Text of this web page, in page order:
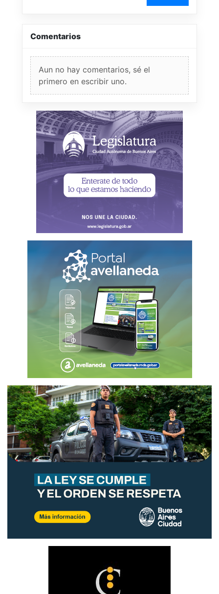
Comentarios
Aun no hay comentarios, sé el
primero en escribir uno.